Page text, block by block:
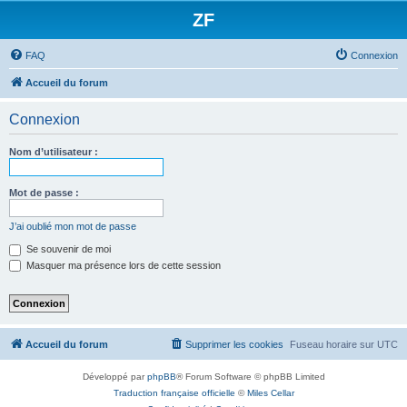
ZF
FAQ Connexion
Accueil du forum
Connexion
Nom d’utilisateur :
Mot de passe :
J’ai oublié mon mot de passe
Se souvenir de moi
Masquer ma présence lors de cette session
Accueil du forum Fuseau horaire sur UTC
Supprimer les cookies
Développé parphpBB® Forum Software © phpBB Limited
Traduction française officielle ©Miles Cellar